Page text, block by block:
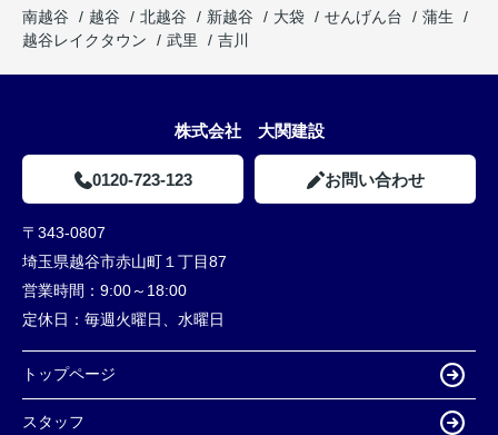
南越谷
越谷 北越谷 新越谷 大袋 せんげん台
蒲生
越谷レイクタウン
武里 吉川
株式会社 大関建設
0120-723-123 お問い合わせ
〒343-0807
埼玉県越谷市赤山町１丁目87
営業時間： 9:00～18:00
定休日： 毎週火曜日、水曜日
トップページ
スタッフ